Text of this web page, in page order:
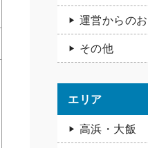
運営からの
その他
エリア
高浜・大飯